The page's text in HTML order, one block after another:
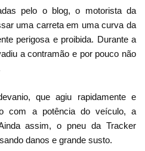
pelo o blog, o motorista da
uma carreta em uma curva da
perigosa e proibida. Durante a
a contramão e por pouco não
que agiu rapidamente e
com a potência do veículo, a
assim, o pneu da Tracker
danos e grande susto.